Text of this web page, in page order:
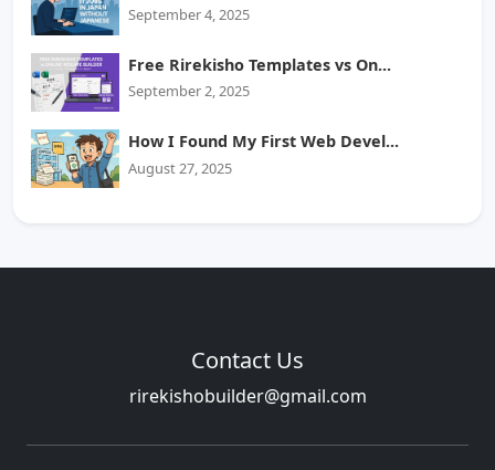
September 4, 2025
Free Rirekisho Templates vs On...
September 2, 2025
How I Found My First Web Devel...
August 27, 2025
Contact Us
rirekishobuilder@gmail.com